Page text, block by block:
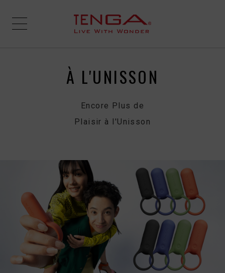
À L'UNISSON
Encore Plus de
Plaisir à l'Unisson